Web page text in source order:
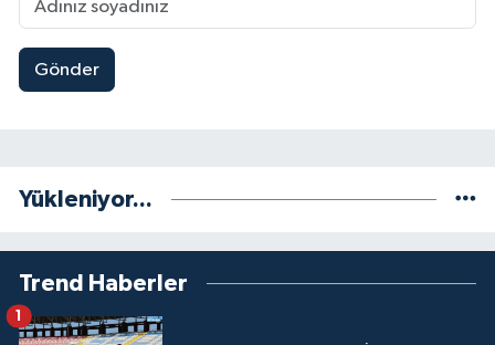
Gönder
Yükleniyor...
Trend Haberler
1